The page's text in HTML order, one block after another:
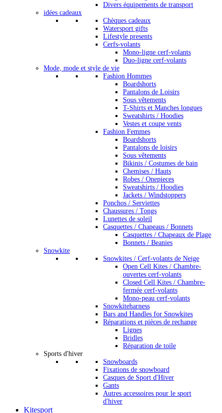
Divers équipements de transport
idées cadeaux
Chèques cadeaux
Watersport gifts
Lifestyle presents
Cerfs-volants
Mono-ligne cerf-volants
Duo-ligne cerf-volants
Mode, mode et style de vie
Fashion Hommes
Boardshorts
Pantalons de Loisirs
Sous vêtements
T-Shirts et Manches longues
Sweatshirts / Hoodies
Vestes et coupe vents
Fashion Femmes
Boardshorts
Pantalons de loisirs
Sous vêtements
Bikinis / Costumes de bain
Chemises / Hauts
Robes / Onepieces
Sweatshirts / Hoodies
Jackets / Windstoppers
Ponchos / Serviettes
Chaussures / Tongs
Lunettes de soleil
Casquettes / Chapeaus / Bonnets
Casquettes / Chapeaux de Plage
Bonnets / Beanies
Snowkite
Snowkites / Cerf-volants de Neige
Open Cell Kites / Chambre-
ouvertes cerf-volants
Closed Cell Kites / Chambre-
fermée cerf-volants
Mono-peau cerf-volants
Snowkiteharness
Bars and Handles for Snowkites
Réparations et pièces de rechange
Lignes
Bridles
Réparation de toile
Sports d'hiver
Snowboards
Fixations de snowboard
Casques de Sport d'Hiver
Gants
Autres accessoires pour le sport
d'hiver
Kitesport